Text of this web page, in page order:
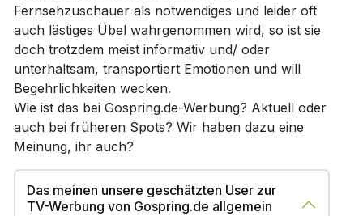
Fernsehzuschauer als notwendiges und leider oft
auch lästiges Übel wahrgenommen wird, so ist sie
doch trotzdem meist informativ und/ oder
unterhaltsam, transportiert Emotionen und will
Begehrlichkeiten wecken.
Wie ist das bei Gospring.de-Werbung? Aktuell oder
auch bei früheren Spots? Wir haben dazu eine
Meinung, ihr auch?
Das meinen unsere geschätzten User zur
TV-Werbung von Gospring.de allgemein